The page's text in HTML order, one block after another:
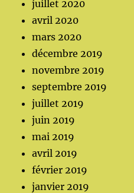
juillet 2020
avril 2020
mars 2020
décembre 2019
novembre 2019
septembre 2019
juillet 2019
juin 2019
mai 2019
avril 2019
février 2019
janvier 2019